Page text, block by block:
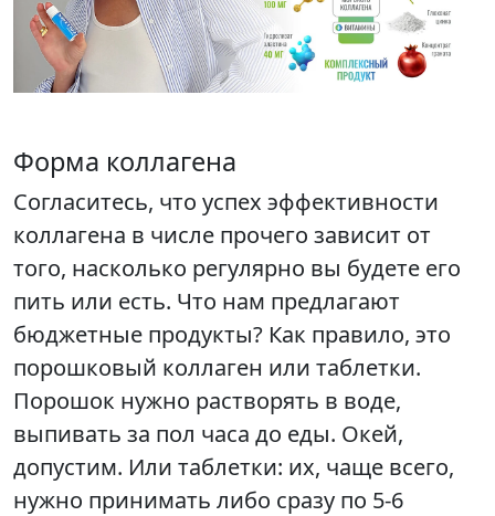
Форма коллагена
Согласитесь, что успех эффективности
коллагена в числе прочего зависит от
того, насколько регулярно вы будете его
пить или есть. Что нам предлагают
бюджетные продукты? Как правило, это
порошковый коллаген или таблетки.
Порошок нужно растворять в воде,
выпивать за пол часа до еды. Окей,
допустим. Или таблетки: их, чаще всего,
нужно принимать либо сразу по 5-6